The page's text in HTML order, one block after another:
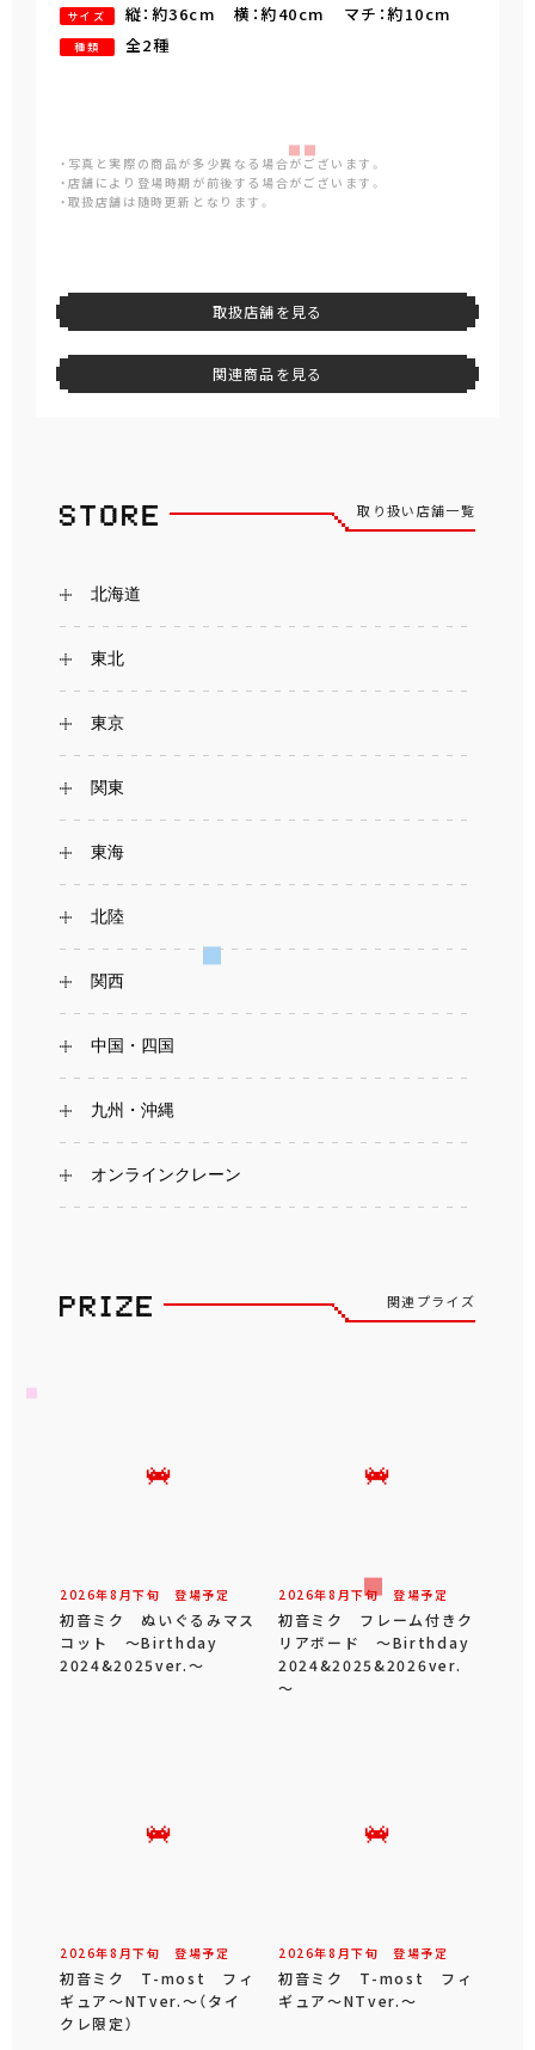
サイズ 縦：約36cm 横：約40cm マチ：約10cm
種類 全2種
・写真と実際の商品が多少異なる場合がございます。
・店舗により登場時期が前後する場合がございます。
・取扱店舗は随時更新となります。
取扱店舗を見る
関連商品を見る
取り扱い店舗一覧
北海道
東北
東京
関東
東海
北陸
関西
中国・四国
九州・沖縄
オンラインクレーン
関連プライズ
2026年8 月下旬 登場予定
初音ミク ぬいぐるみマス
コット ～Birthday
2024&2025ver.～
2026年8 月下旬登場予定
初音ミク フレーム付きク
リアボード ～Birthday
2024&2025&2026ver.
～
2026年8 月下旬 登場予定
初音ミク T-most フィ
ギュア～NTver.～（タイ
クレ限定）
2026年8 月下旬 登場予定
初音ミク T-most フィ
ギュア～NTver.～